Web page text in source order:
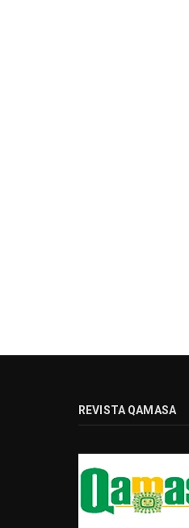
REVISTA QAMASA